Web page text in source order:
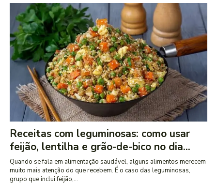
Receitas com leguminosas: como usar
feijão, lentilha e grão-de-bico no dia...
Quando se fala em alimentação saudável, alguns alimentos merecem
muito mais atenção do que recebem. É o caso das leguminosas,
grupo que inclui feijão,...